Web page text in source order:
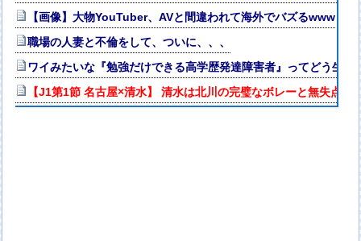
【画像】大物YouTuber、AVと間違われて海外でバズるwww
職場の人妻と不倫をして、ついに、、、
ワイみたいな『勉強だけできる高学歴発達障害者』ってどう生き
【J1第1節 名古屋×清水】 清水は北川の完璧なボレーと無失点